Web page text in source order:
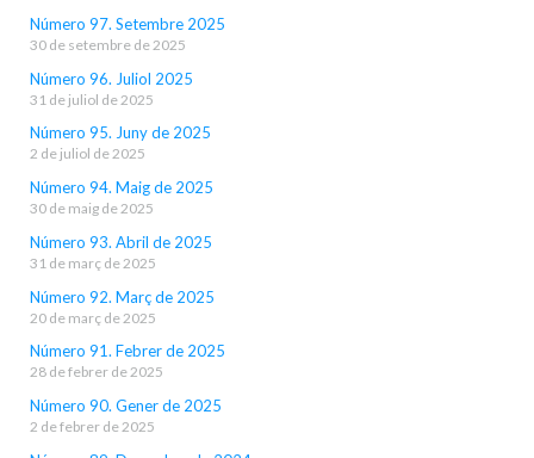
Número 97. Setembre 2025
30 de setembre de 2025
Número 96. Juliol 2025
31 de juliol de 2025
Número 95. Juny de 2025
2 de juliol de 2025
Número 94. Maig de 2025
30 de maig de 2025
Número 93. Abril de 2025
31 de març de 2025
Número 92. Març de 2025
20 de març de 2025
Número 91. Febrer de 2025
28 de febrer de 2025
Número 90. Gener de 2025
2 de febrer de 2025